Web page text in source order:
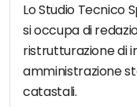
Lo Studio Tecnico
si occupa di
ristrutturazione di
amministrazione
catastali.